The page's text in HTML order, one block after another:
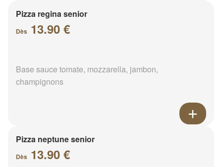
Pizza regina senior
Dès 13.90 €
Base sauce tomate, mozzarella, jambon,
champignons
Pizza neptune senior
Dès 13.90 €